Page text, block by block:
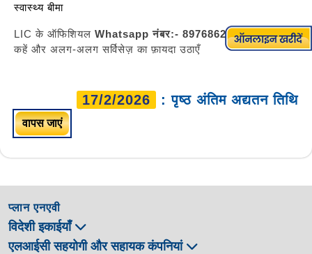
स्वास्थ्य बीमा
LIC के ऑफिशियल Whatsapp नंबर:- 8976862090पर “Hi”
कहें और अलग-अलग सर्विसेज़ का फ़ायदा उठाएँ
17/2/2026 : पृष्ठ अंतिम अद्यतन तिथि
वापस जाएं
प्लान एनएवी
विदेशी इकाईयाँ
एलआईसी सहयोगी और सहायक कंपनियां